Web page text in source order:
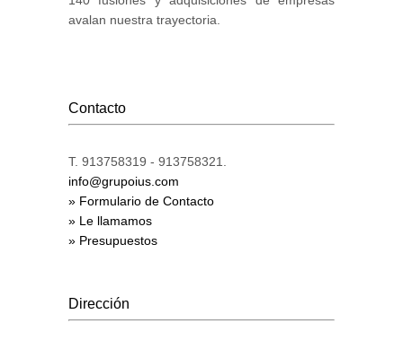
avalan nuestra trayectoria.
Contacto
T. 913758319 - 913758321.
info@grupoius.com
» Formulario de Contacto
» Le llamamos
» Presupuestos
Dirección